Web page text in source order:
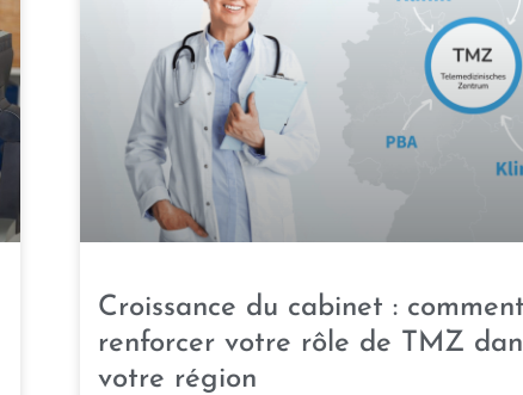
Croissance du cabinet :
renforcer votre rôle de TMZ
votre région